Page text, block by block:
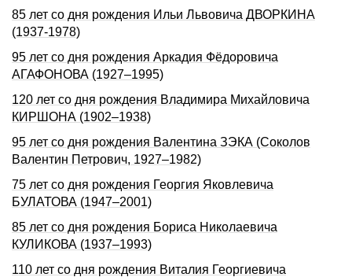
85 лет со дня рождения Ильи Львовича ДВОРКИHА
(1937-1978)
95 лет со дня рождения Аркадия Фёдоpовича
АГАФОНОВА (1927–1995)
120 лет со дня рождения Владимира Михайловича
КИРШОНА (1902–1938)
95 лет со дня рождения Валентина ЗЭКА (Соколов
Валентин Петрович, 1927–1982)
75 лет со дня рождения Геоpгия Яковлевича
БУЛАТОВА (1947–2001)
85 лет со дня рождения Бориса Николаевича
КУЛИКОВА (1937–1993)
110 лет со дня рождения Виталия Георгиевича